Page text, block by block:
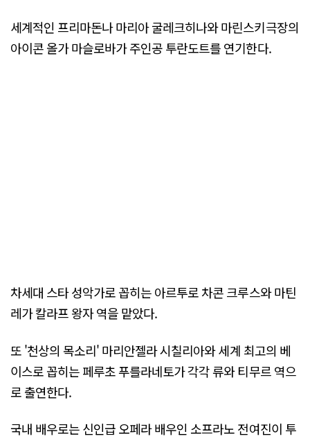
세계적인 프리마돈나 마리아 굴레크히나와 마린스키극장의
아이콘 올가 마슬로바가 주인공 투란도트를 연기한다.
차세대 스타 성악가로 꼽히는 아르투로 차콘 크루스와 마틴
레가 칼라프 왕자 역을 맡았다.
또 '천상의 목소리' 마리안젤라 시칠리아와 세계 최고의 베
이스로 꼽히는 페루초 푸를라네토가 각각 류와 티무르 역으
로 출연한다.
국내 배우로는 신인급 오페라 배우인 소프라노 전여진이 투